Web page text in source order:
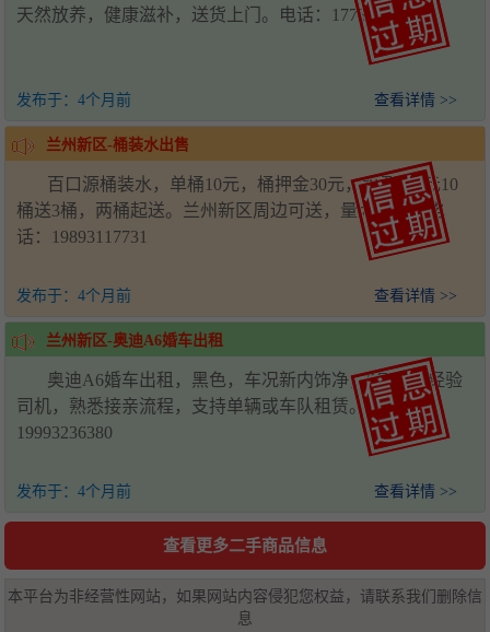
天然放养，健康滋补，送货上门。电话：17739863008
发布于： 4个月前 查看详情 >>
兰州新区-桶装水出售
百口源桶装水，单桶10元，桶押金30元，水票100元10
桶送3桶，两桶起送。兰州新区周边可送，量大从优。电
话：19893117731
发布于： 4个月前 查看详情 >>
兰州新区-奥迪A6婚车出租
奥迪A6婚车出租，黑色，车况新内饰净，5年以上经验
司机，熟悉接亲流程，支持单辆或车队租赁。电话：
19993236380
发布于： 4个月前 查看详情 >>
查看更多二手商品信息
本平台为非经营性网站，如果网站内容侵犯您权益，请联系我们删除信
息